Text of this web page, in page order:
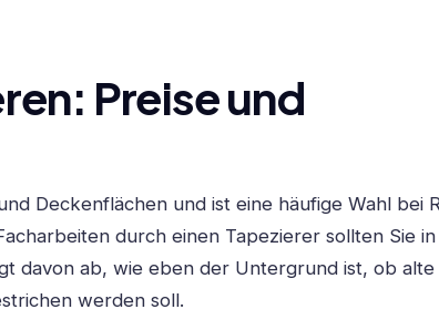
Preise und
Deckenflächen und ist eine häufige Wahl bei
durch einen Tapezierer sollten Sie
davon ab, wie eben der Untergrund ist, ob
werden soll.